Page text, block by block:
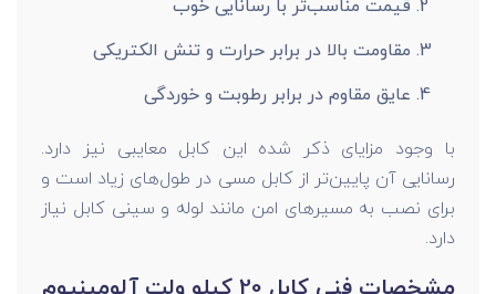
قیمت مناسب‌تر با رسانایی خوب
مقاومت بالا در برابر حرارت و تنش الکتریکی
عایق مقاوم در برابر رطوبت و خوردگی
با وجود مزایای ذکر شده این کابل معایبی نیز دارد.
رسانایی آن پایین‌تر از کابل مسی در طول‌های زیاد است و
برای نصب به مسیرهای امن مانند لوله و سینی کابل نیاز
دارد.